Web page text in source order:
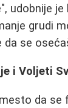
udobnije
grudi
se
i Voljeti
da